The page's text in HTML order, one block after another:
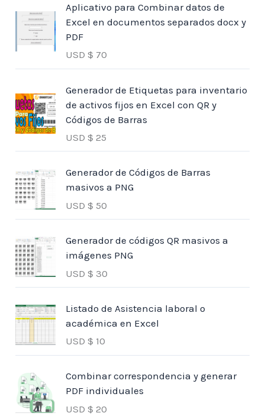
Aplicativo para Combinar datos de
Excel en documentos separados docx y
PDF
USD $ 70
Generador de Etiquetas para inventario
de activos fijos en Excel con QR y
Códigos de Barras
USD $ 25
Generador de Códigos de Barras
masivos a PNG
USD $ 50
Generador de códigos QR masivos a
imágenes PNG
USD $ 30
Listado de Asistencia laboral o
académica en Excel
USD $ 10
Combinar correspondencia y generar
PDF individuales
USD $ 20